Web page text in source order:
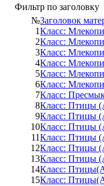
Фильтр по заголовку
№Заголовок
1Класс:
2Класс:
3Класс:
4Класс:
5Класс:
6Класс:
7Класс:
8Класс: Птицы
9Класс: Птицы
10Класс: Птицы
11Класс: Птицы
12Класс: Птицы
13Класс: Птицы
14Класс:
15Класс: